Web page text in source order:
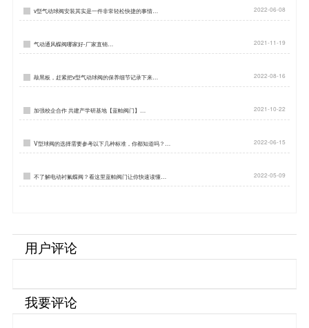
v型气动球阀安装其实是一件非常轻松快捷的事情… 2022-06-08
气动通风蝶阀哪家好-厂家直销… 2021-11-19
敲黑板，赶紧把v型气动球阀的保养细节记录下来… 2022-08-16
加强校企合作 共建产学研基地【蓝帕阀门】… 2021-10-22
V型球阀的选择需要参考以下几种标准，你都知道吗？… 2022-06-15
不了解电动衬氟蝶阀？看这里蓝帕阀门让你快速读懂… 2022-05-09
用户评论
我要评论